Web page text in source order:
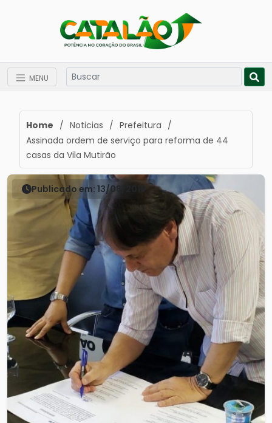
MENU
Home / Noticias / Prefeitura /
Assinada ordem de serviço para reforma de 44
casas da Vila Mutirão
Publicado em: 13/08/2018